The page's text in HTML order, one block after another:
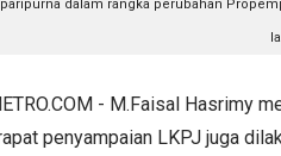
dalam rangka perubahan
- M.Faisal Hasrimy
penyampaian LKPJ juga